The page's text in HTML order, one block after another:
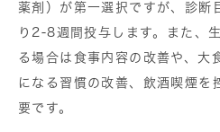
薬剤）が第一選択ですが、診断
り2-8週間投与します。また、
る場合は食事内容の改善や、大
になる習慣の改善、飲酒喫煙を
要です。